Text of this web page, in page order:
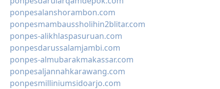
ponpesalanshorambon.com
ponpesmambaussholihin2blitar.com
ponpes-alikhlaspasuruan.com
ponpesdarussalamjambi.com
ponpes-almubarakmakassar.com
ponpesaljannahkarawang.com
ponpesmilliniumsidoarjo.com